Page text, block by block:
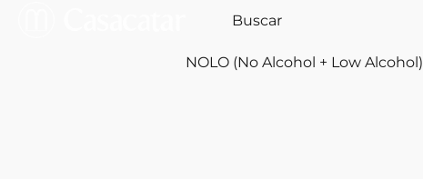
NOLO (No Alcohol + Low Alcohol)